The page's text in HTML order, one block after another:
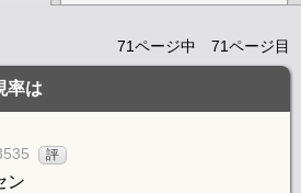
71ページ中 71ページ目
率は
評
ン